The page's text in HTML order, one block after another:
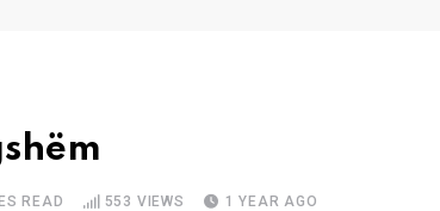
READ 553 VIEWS 1 YEAR AGO